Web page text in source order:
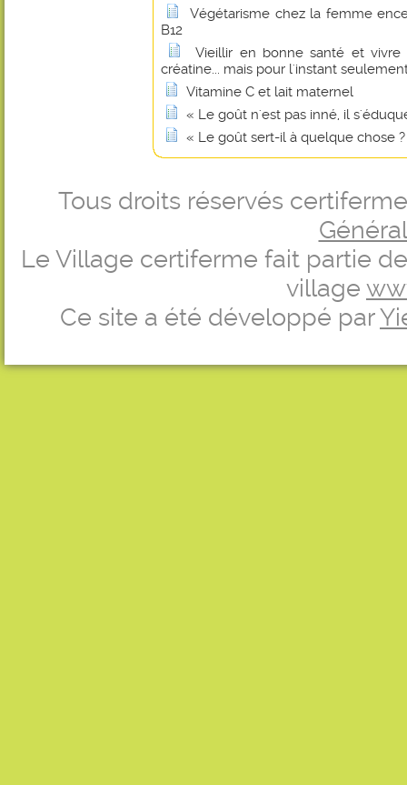
Végétarisme chez la femme
B12
Vieillir en bonne santé et
créatine... mais pour l'instant
Vitamine C et lait maternel
« Le goût n'est pas inné, il
« Le goût sert-il à quelque chose
Tous droits réservés
Le Village certiferme fait partie
village
Ce site a été développé par